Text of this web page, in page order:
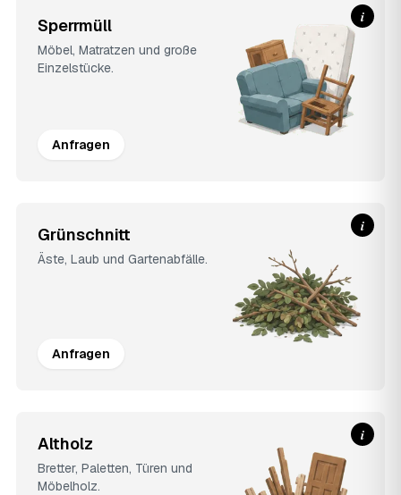
Sperrmüll
Möbel, Matratzen und große
Einzelstücke.
Anfragen
i
Grünschnitt
Äste, Laub und Gartenabfälle.
Anfragen
i
Altholz
Bretter, Paletten, Türen und
Möbelholz.
i